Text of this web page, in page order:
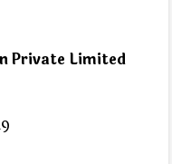
Private Limited